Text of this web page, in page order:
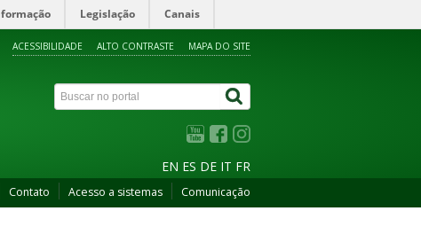
Legislação Canais
ACESSIBILIDADE ALTO CONTRASTE MAPA DO SITE
EN ES DE IT FR
Contato Acesso a sistemas Comunicação